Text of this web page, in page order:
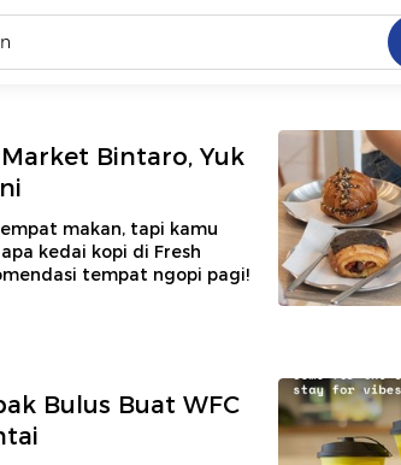
Bintaro, Yuk
makan, tapi kamu
kedai kopi di Fresh
tempat ngopi pagi!
Bulus Buat WFC